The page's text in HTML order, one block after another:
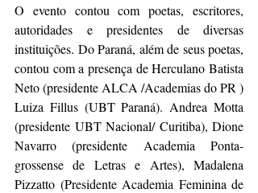
O evento contou com poetas, escritores,
autoridades e presidentes de diversas
instituições. Do Paraná, além de seus poetas,
contou com a presença de Herculano Batista
Neto (presidente ALCA /Academias do PR )
Luiza Fillus (UBT Paraná). Andrea Motta
(presidente UBT Nacional/ Curitiba), Dione
Navarro (presidente Academia Ponta-
grossense de Letras e Artes), Madalena
Pizzatto (Presidente Academia Feminina de